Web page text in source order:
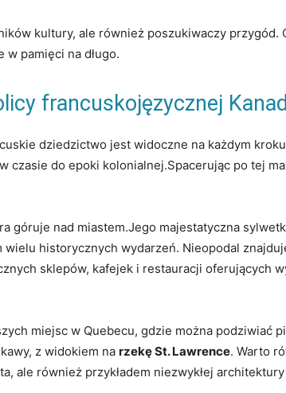
kultury, ale również poszukiwaczy przygód.
pamięci na długo.
francuskojęzycznej
dziedzictwo jest widoczne na każdym
do epoki kolonialnej.Spacerując po tej
góruje nad miastem.Jego majestatyczna
historycznych wydarzeń. Nieopodal
sklepów, kafejek i restauracji oferujących
miejsc w Quebecu, gdzie można podziwiać
z widokiem na rzekę St. Lawrence. Warto
ale również przykładem niezwykłej